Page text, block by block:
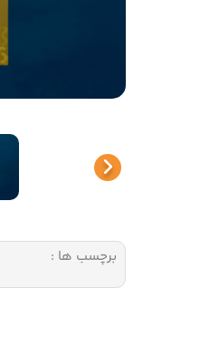
برچسب ها :